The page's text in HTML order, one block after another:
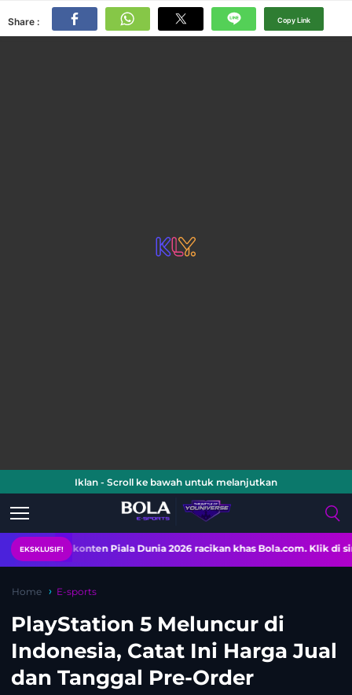
Share : Copy Link
Iklan - Scroll ke bawah untuk melanjutkan
EKSKLUSIF!
konten Piala Dunia 2026 racikan khas Bola.com. Klik di sini!
Home E-sports
PlayStation 5 Meluncur di
Indonesia, Catat Ini Harga Jual
dan Tanggal Pre-Order